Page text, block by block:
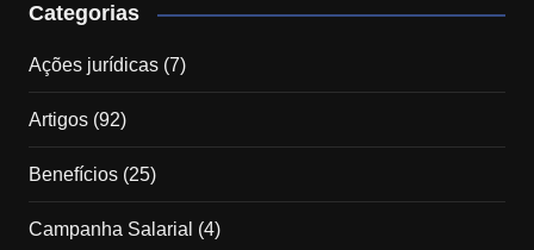
Categorias
Ações jurídicas(7)
Artigos(92)
Benefícios(25)
Campanha Salarial (4)